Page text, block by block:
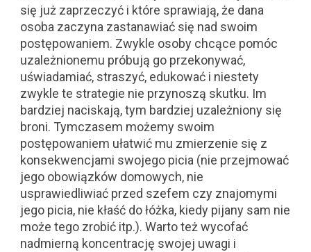
się już zaprzeczyć i które sprawiają, że dana
osoba zaczyna zastanawiać się nad swoim
postępowaniem. Zwykle osoby chcące pomóc
uzależnionemu próbują go przekonywać,
uświadamiać, straszyć, edukować i niestety
zwykle te strategie nie przynoszą skutku. Im
bardziej naciskają, tym bardziej uzależniony się
broni. Tymczasem możemy swoim
postępowaniem ułatwić mu zmierzenie się z
konsekwencjami swojego picia (nie przejmować
jego obowiązków domowych, nie
usprawiedliwiać przed szefem czy znajomymi
jego picia, nie kłaść do łóżka, kiedy pijany sam nie
może tego zrobić itp.). Warto też wycofać
nadmierną koncentrację swojej uwagi i